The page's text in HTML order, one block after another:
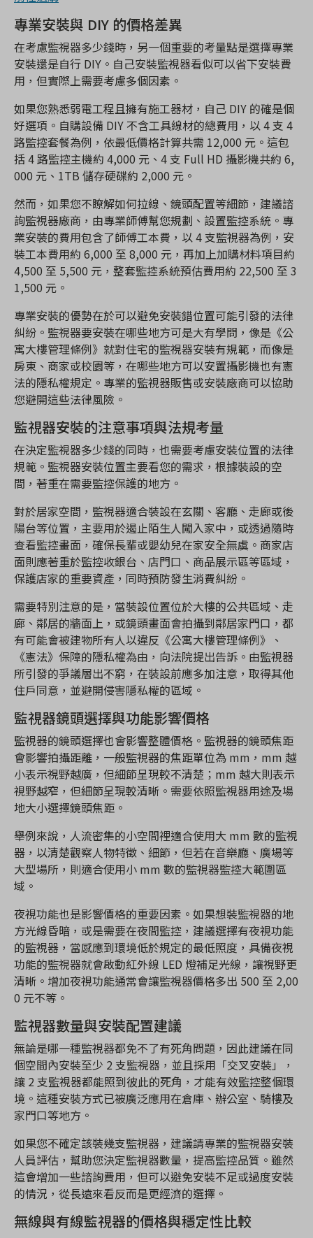
專業安裝與 DIY 的價格差異
在考慮監視器多少錢時，另一個重要的考量點是選擇專業
安裝還是自行 DIY。自己安裝監視器看似可以省下安裝費
用，但實際上需要考慮多個因素。
如果您熟悉弱電工程且擁有施工器材，自己 DIY 的確是個
好選項。自購設備 DIY 不含工具線材的總費用，以 4 支 4
路監控套餐為例，依最低價格計算共需 12,000 元。這包
括 4 路監控主機約 4,000 元、4 支 Full HD 攝影機共約 6,
000 元、1TB 儲存硬碟約 2,000 元。
然而，如果您不瞭解如何拉線、鏡頭配置等細節，建議諮
詢監視器廠商，由專業師傅幫您規劃、設置監控系統。專
業安裝的費用包含了師傅工本費，以 4 支監視器為例，安
裝工本費用約 6,000 至 8,000 元，再加上加購材料項目約
4,500 至 5,500 元，整套監控系統預估費用約 22,500 至 3
1,500 元。
專業安裝的優勢在於可以避免安裝錯位置可能引發的法律
糾紛。監視器要安裝在哪些地方可是大有學問，像是《公
寓大樓管理條例》就對住宅的監視器安裝有規範，而像是
房東、商家或校園等，在哪些地方可以安置攝影機也有憲
法的隱私權規定。專業的監視器販售或安裝廠商可以協助
您避開這些法律風險。
監視器安裝的注意事項與法規考量
在決定監視器多少錢的同時，也需要考慮安裝位置的法律
規範。監視器安裝位置主要看您的需求，根據裝設的空
間，著重在需要監控保護的地方。
對於居家空間，監視器適合裝設在玄關、客廳、走廊或後
陽台等位置，主要用於遏止陌生人闖入家中，或透過隨時
查看監控畫面，確保長輩或嬰幼兒在家安全無虞。商家店
面則應著重於監控收銀台、店門口、商品展示區等區域，
保護店家的重要資產，同時預防發生消費糾紛。
需要特別注意的是，當裝設位置位於大樓的公共區域、走
廊、鄰居的牆面上，或鏡頭畫面會拍攝到鄰居家門口，都
有可能會被建物所有人以違反《公寓大樓管理條例》、
《憲法》保障的隱私權為由，向法院提出告訴。由監視器
所引發的爭議層出不窮，在裝設前應多加注意，取得其他
住戶同意，並避開侵害隱私權的區域。
監視器鏡頭選擇與功能影響價格
監視器的鏡頭選擇也會影響整體價格。監視器的鏡頭焦距
會影響拍攝距離，一般監視器的焦距單位為 mm，mm 越
小表示視野越廣，但細節呈現較不清楚；mm 越大則表示
視野越窄，但細節呈現較清晰。需要依照監視器用途及場
地大小選擇鏡頭焦距。
舉例來說，人流密集的小空間裡適合使用大 mm 數的監視
器，以清楚觀察人物特徵、細節，但若在音樂廳、廣場等
大型場所，則適合使用小 mm 數的監視器監控大範圍區
域。
夜視功能也是影響價格的重要因素。如果想裝監視器的地
方光線昏暗，或是需要在夜間監控，建議選擇有夜視功能
的監視器，當感應到環境低於規定的最低照度，具備夜視
功能的監視器就會啟動紅外線 LED 燈補足光線，讓視野更
清晰。增加夜視功能通常會讓監視器價格多出 500 至 2,00
0 元不等。
監視器數量與安裝配置建議
無論是哪一種監視器都免不了有死角問題，因此建議在同
個空間內安裝至少 2 支監視器，並且採用「交叉安裝」，
讓 2 支監視器都能照到彼此的死角，才能有效監控整個環
境。這種安裝方式已被廣泛應用在倉庫、辦公室、騎樓及
家門口等地方。
如果您不確定該裝幾支監視器，建議請專業的監視器安裝
人員評估，幫助您決定監視器數量，提高監控品質。雖然
這會增加一些諮詢費用，但可以避免安裝不足或過度安裝
的情況，從長遠來看反而是更經濟的選擇。
無線與有線監視器的價格與穩定性比較